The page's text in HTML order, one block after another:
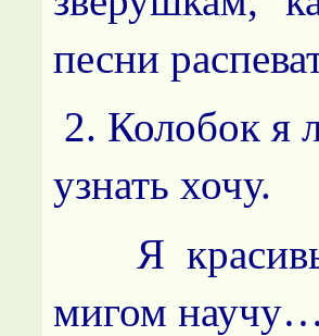
песни
2. Колобок я
узнать хочу.
Я
мигом научу…